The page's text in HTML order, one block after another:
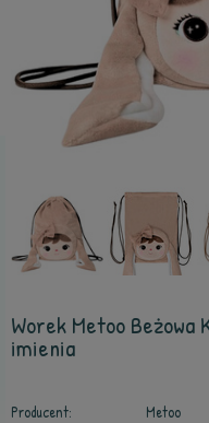
Worek Metoo
imienia
Producent:
Metoo